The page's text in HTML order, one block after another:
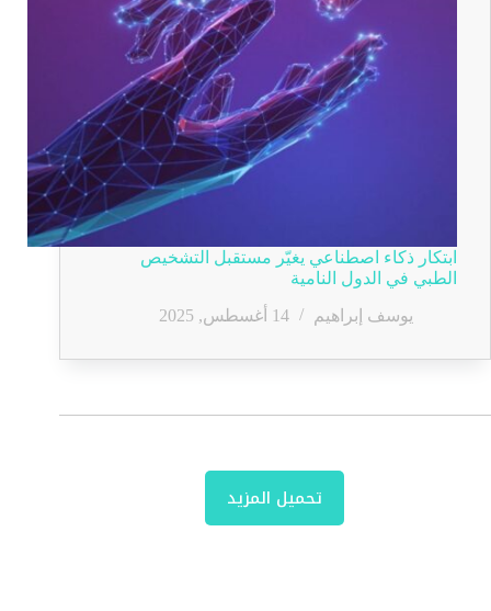
ابتكار ذكاء اصطناعي يغيّر مستقبل التشخيص
الطبي في الدول النامية
يوسف إبراهيم
14 أغسطس, 2025
تحميل المزيد